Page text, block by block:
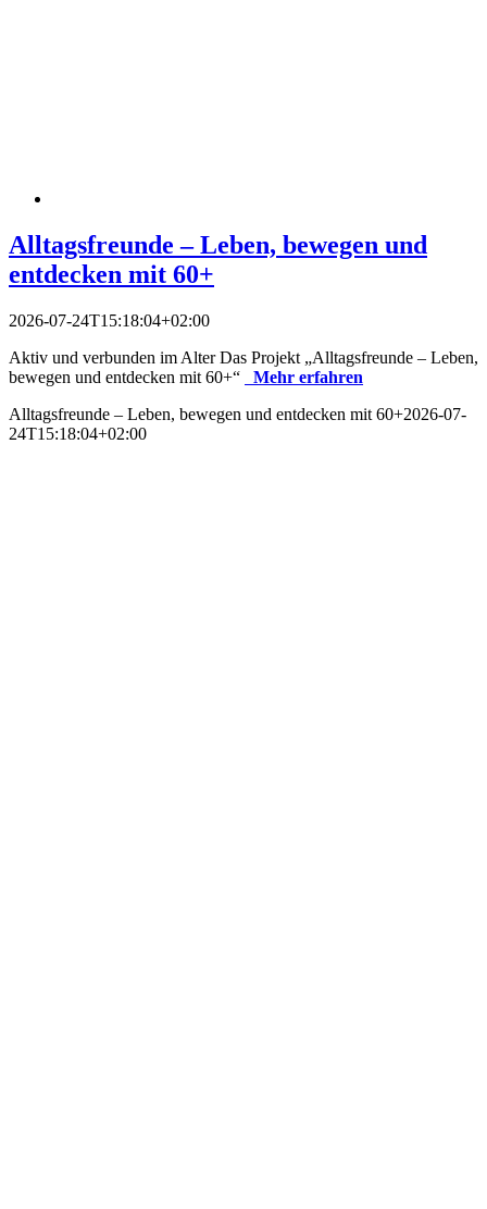
Alltagsfreunde – Leben, bewegen und
entdecken mit 60+
2026-07-24T15:18:04+02:00
Aktiv und verbunden im Alter Das Projekt „Alltagsfreunde – Leben,
bewegen und entdecken mit 60+“
Mehr erfahren
Alltagsfreunde – Leben, bewegen und entdecken mit 60+2026-07-
24T15:18:04+02:00